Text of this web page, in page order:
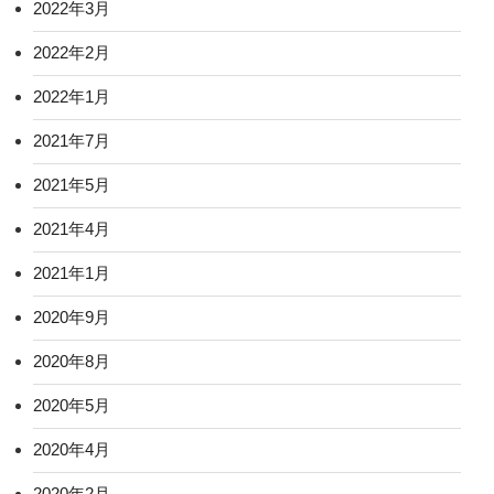
2022年3月
2022年2月
2022年1月
2021年7月
2021年5月
2021年4月
2021年1月
2020年9月
2020年8月
2020年5月
2020年4月